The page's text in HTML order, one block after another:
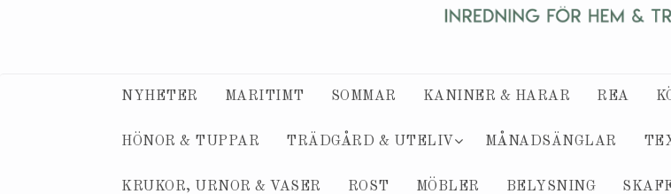
NYHETER MARITIMT SOMMAR KANINER & HARAR REA
HÖNOR & TUPPAR TRÄDGÅRD & UTELIV MÅNADSÄNGLAR
KRUKOR, URNOR & VASER ROST MÖBLER BELYSNING